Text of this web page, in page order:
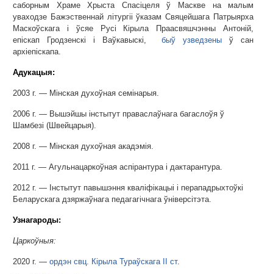
саборным Храме Хрыста Спасіцеля ў Маскве на малым
уваходзе Бажэственнай літургіі ўказам Свяцейшага Патрыярха
Маскоўскага і ўсяе Русі Кірыла Праасвяшчэнны Антоній,
епіскап Гродзенскі і Ваўкавыскі, быў узведзеныў сан
архіепіскапа.
Адукацыя:
2003 г. — Мінская духоўная семінарыя.
2006 г. — Вышэйшы інстытут праваслаўнага багаслоўя ў
Шамбезі (Швейцарыя).
2008 г. — Мінская духоўная акадэмія.
2011 г. — Агульнацаркоўная аспірантура і дактарантура.
2012 г. — Інстытут павышэння кваліфікацыі і перападрыхтоўкі
Беларускага дзяржаўнага педагагічнага ўніверсітэта.
Узнагароды:
Царкоўныя:
2020 г. — ордэн свц. Кірыла Тураўскага II ст.